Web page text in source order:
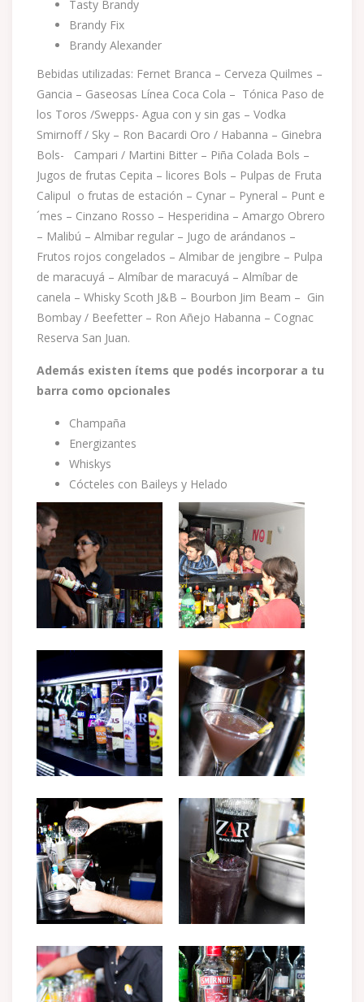
Tasty Brandy
Brandy Fix
Brandy Alexander
Bebidas utilizadas: Fernet Branca – Cerveza Quilmes –
Gancia – Gaseosas Línea Coca Cola – Tónica Paso de
los Toros /Swepps- Agua con y sin gas – Vodka
Smirnoff / Sky – Ron Bacardi Oro / Habanna – Ginebra
Bols- Campari / Martini Bitter – Piña Colada Bols –
Jugos de frutas Cepita – licores Bols – Pulpas de Fruta
Calipul o frutas de estación – Cynar – Pyneral – Punt e
´mes – Cinzano Rosso – Hesperidina – Amargo Obrero
– Malibú – Almibar regular – Jugo de arándanos –
Frutos rojos congelados – Almibar de jengibre – Pulpa
de maracuyá – Almíbar de maracuyá – Almíbar de
canela – Whisky Scoth J&B – Bourbon Jim Beam – Gin
Bombay / Beefetter – Ron Añejo Habanna – Cognac
Reserva San Juan.
Además existen ítems que podés incorporar a tu
barra como opcionales
Champaña
Energizantes
Whiskys
Cócteles con Baileys y Helado